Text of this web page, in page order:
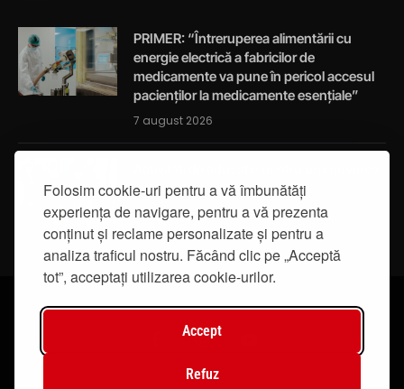
Folosim cookie-uri pentru a vă îmbunătăți
experiența de navigare, pentru a vă prezenta
conținut și reclame personalizate și pentru a
analiza traficul nostru. Făcând clic pe „Acceptă
tot”, acceptați utilizarea cookie-urilor.
Accept
Refuz
PRIMER: “Întreruperea alimentării cu
energie electrică a fabricilor de
medicamente va pune în pericol accesul
pacienților la medicamente esențiale”
7 august 2026
integrității
7 august 2026